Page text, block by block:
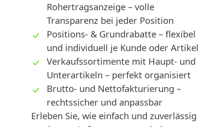
Rohertragsanzeige – volle
Transparenz bei jeder Position
Positions- & Grundrabatte – flexibel
und individuell je Kunde oder Artikel
Verkaufssortimente mit Haupt- und
Unterartikeln – perfekt organisiert
Brutto- und Nettofakturierung –
rechtssicher und anpassbar
Erleben Sie, wie einfach und zuverlässig